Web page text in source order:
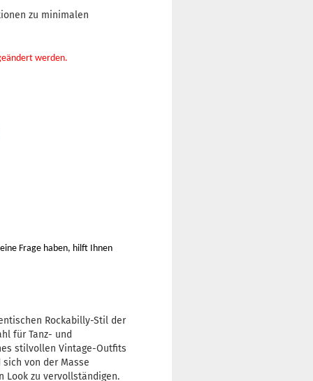
zu minimalen
werden.
Frage haben, hilft Ihnen
Rockabilly-Stil der
für Tanz- und
stilvollen Vintage-Outfits
von der Masse
Look zu vervollständigen.